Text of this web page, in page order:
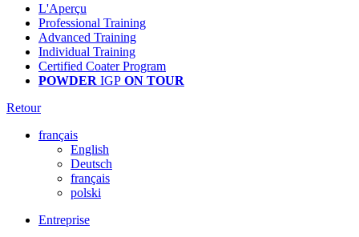
L'Aperçu
Professional Training
Advanced Training
Individual Training
Certified Coater Program
POWDER IGP ON TOUR
Retour
français
English
Deutsch
français
polski
Entreprise